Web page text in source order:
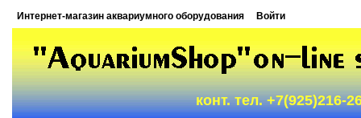
Интернет-магазин аквариумного оборудования Войти
конт. тел. +7(925)216-